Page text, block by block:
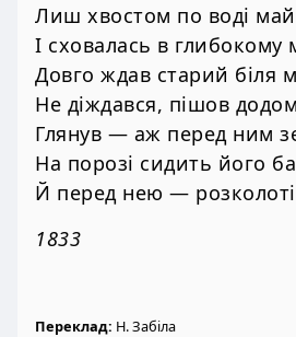
Лиш хвостом по воді
І сховалась в глибокому
Довго ждав старий біля
Не діждався, пішов
Глянув — аж перед ним
На порозі сидить його
Й перед нею —
1833
Переклад: Н. Забіла